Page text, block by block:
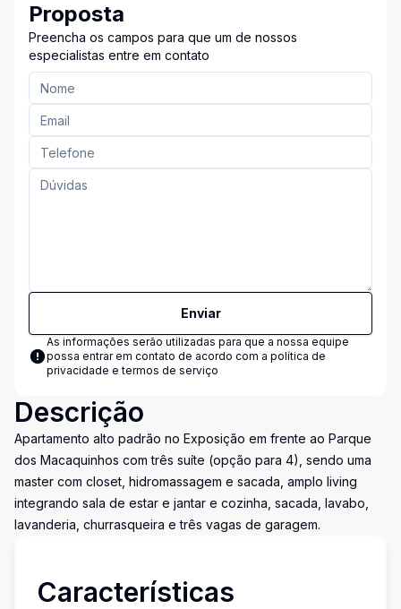
Proposta
Preencha os campos para que um de nossos
especialistas entre em contato
Enviar
As informações serão utilizadas para que a nossa equipe
possa entrar em contato de acordo com a política de
privacidade e termos de serviço
Descrição
Apartamento alto padrão no Exposição em frente ao Parque
dos Macaquinhos com três suíte (opção para 4), sendo uma
master com closet, hidromassagem e sacada, amplo living
integrando sala de estar e jantar e cozinha, sacada, lavabo,
lavanderia, churrasqueira e três vagas de garagem.
Características